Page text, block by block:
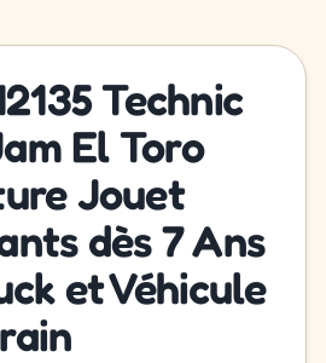
Technic
El Toro
Jouet
dès 7 Ans
et Véhicule